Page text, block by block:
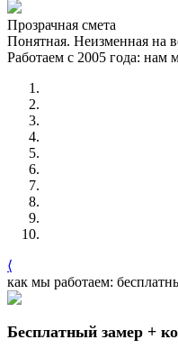
Прозрачная смета
Понятная. Неизменная на
Работаем с 2005 года: нам
⟨
как мы работаем:
Бесплатный замер +